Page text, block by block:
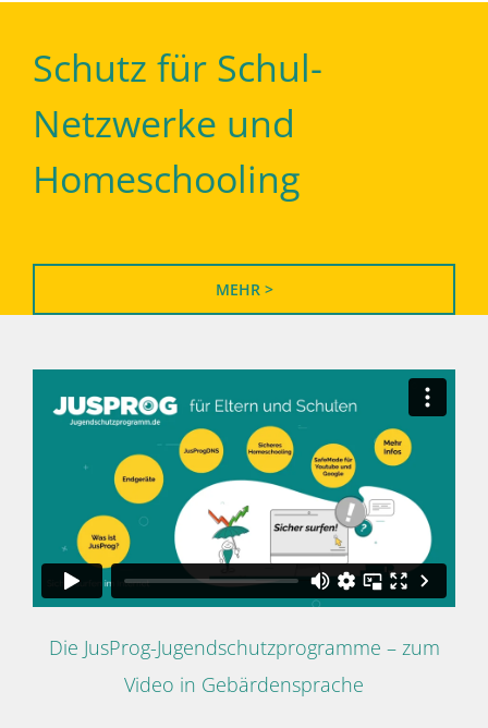
Schutz für Schul-
Netzwerke und
Homeschooling
MEHR >
Die JusProg-Jugendschutzprogramme – zum
Video in Gebärdensprache